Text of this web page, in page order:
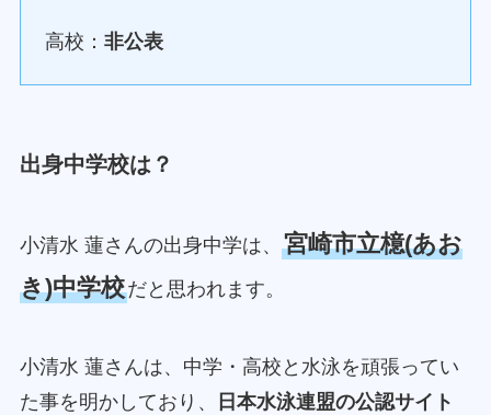
高校：非公表
出身中学校は？
小清水 蓮さんの出身中学は、 宮崎市立檍(あお
き)中学校だと思われます。
小清水 蓮さんは、中学・高校と水泳を頑張ってい
た事を明かしており、
日本水泳連盟の公認サイト